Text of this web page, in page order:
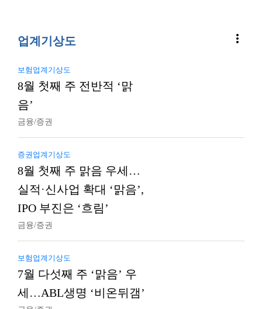
업계기상도 more_vert
보험업계기상도
8월 첫째 주 전반적 ‘맑
음’
금융/증권
증권업계기상도
8월 첫째 주 맑음 우세…
실적·신사업 확대 ‘맑음’,
IPO 부진은 ‘흐림’
금융/증권
보험업계기상도
7월 다섯째 주 ‘맑음’ 우
세…ABL생명 ‘비온뒤갬’